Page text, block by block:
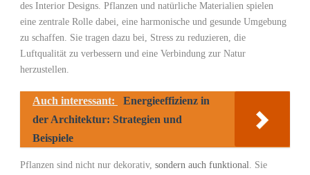
des Interior Designs. Pflanzen und ⁣natürliche Materialien spielen
eine zentrale Rolle dabei,​ eine harmonische und⁤ gesunde⁢ Umgebung
zu schaffen. Sie tragen dazu bei,⁣ Stress zu reduzieren, die ​
Luftqualität⁢ zu ⁤verbessern​ und eine Verbindung zur ‌Natur
herzustellen.
Auch interessant:
Energieeffizienz in
der Architektur: Strategien und
Beispiele
Pflanzen ⁣sind nicht nur dekorativ, sondern auch funktional. Sie